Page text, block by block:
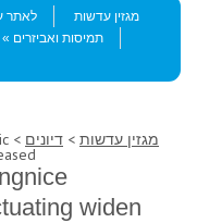
Menuמגזין עדשות
לאתר
תמיסות ואביזרים
מגזין עדשות > דיונים
widen